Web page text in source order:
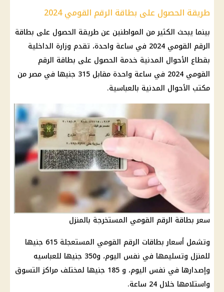
طريقة الحصول على بطاقة الرقم القومي 2024
بينما يبحث الكثير من المواطنين عن طريقة الحصول على بطاقة
الرقم القومي
وزارة الداخلية
بقطاع الأحوال المدنية خدمة الحصول على بطاقة الرقم
القومي
2024 في ساعة واحدة مقابل 315 جنيها في مصر من
مكتب الأحوال المدنية بالعباسية.
سعر بطاقة الرقم القومي المستخرجة بالمنزل
وتشمل أسعاربطاقات الرقم القومي
المستعجلة 615 جنيها
للمنزل وتسليمها في نفس اليوم
، و350 جنيها للعباسيه
وإصدارها في نفس اليوم
، و 185 جنيها لمختلف مراكز التسوق
واستلامها خلال 24 ساعة.